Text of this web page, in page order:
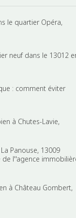
le quartier Opéra,
neuf dans le 13012
: comment éviter
à Chutes-Lavie,
Panouse, 13009
de l''agence
à Château Gombert,